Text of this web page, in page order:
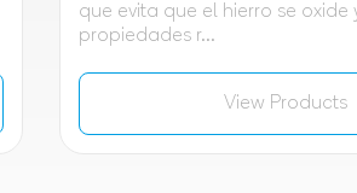
que evita que el hierro se
propiedades r...
View Products